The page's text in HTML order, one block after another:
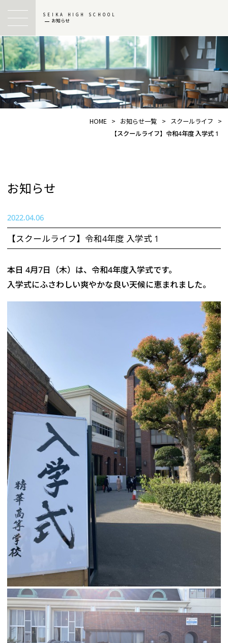
SEIKA HIGH SCHOOL
お知らせ
HOME > お知らせ一覧 > スクールライフ
>
【スクールライフ】令和4年度 入学式 1
お知らせ
2022.04.06
【スクールライフ】令和4年度 入学式 1
本日 4月7日（木）は、令和4年度入学式です。
入学式にふさわしい爽やかな良い天候に恵まれました。